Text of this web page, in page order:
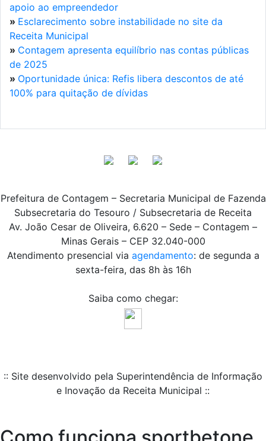
apoio ao empreendedor
» Esclarecimento sobre instabilidade no site da
Receita Municipal
» Contagem apresenta equilíbrio nas contas públicas
de 2025
» Oportunidade única: Refis libera descontos de até
100% para quitação de dívidas
Prefeitura de Contagem – Secretaria Municipal de Fazenda
Subsecretaria do Tesouro / Subsecretaria de Receita
Av. João Cesar de Oliveira, 6.620 – Sede – Contagem –
Minas Gerais – CEP 32.040-000
Atendimento presencial via agendamento: de segunda a
sexta-feira, das 8h às 16h
Saiba como chegar:
:: Site desenvolvido pela Superintendência de Informação
e Inovação da Receita Municipal ::